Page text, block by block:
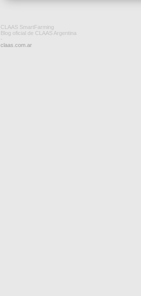
CLAAS SmartFarming
Blog oficial de CLAAS Argentina
-
claas.com.ar